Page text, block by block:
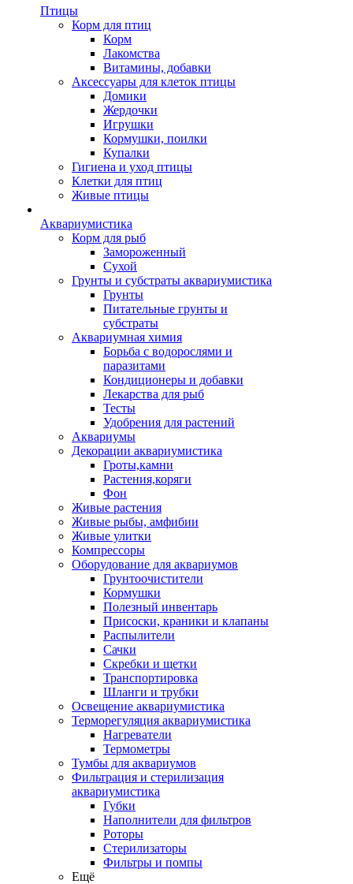
Птицы
Корм для птиц
Корм
Лакомства
Витамины, добавки
Аксессуары для клеток птицы
Домики
Жердочки
Игрушки
Кормушки, поилки
Купалки
Гигиена и уход птицы
Клетки для птиц
Живые птицы
Аквариумистика
Корм для рыб
Замороженный
Сухой
Грунты и субстраты аквариумистика
Грунты
Питательные грунты и
субстраты
Аквариумная химия
Борьба с водорослями и
паразитами
Кондиционеры и добавки
Лекарства для рыб
Тесты
Удобрения для растений
Аквариумы
Декорации аквариумистика
Гроты,камни
Растения,коряги
Фон
Живые растения
Живые рыбы, амфибии
Живые улитки
Компрессоры
Оборудование для аквариумов
Грунтоочистители
Кормушки
Полезный инвентарь
Присоски, краники и клапаны
Распылители
Сачки
Скребки и щетки
Транспортировка
Шланги и трубки
Освещение аквариумистика
Терморегуляция аквариумистика
Нагреватели
Термометры
Тумбы для аквариумов
Фильтрация и стерилизация
аквариумистика
Губки
Наполнители для фильтров
Роторы
Стерилизаторы
Фильтры и помпы
Ещё